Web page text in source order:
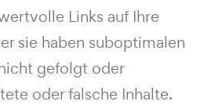
Links auf Ihre
sie haben suboptimalen
gefolgt oder
oder falsche Inhalte.